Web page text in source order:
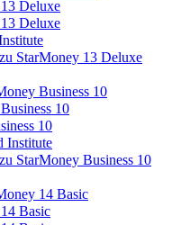
Deluxe
Deluxe
StarMoney 13 Deluxe
Business 10
10
10
Institute
StarMoney Business 10
14 Basic
Basic